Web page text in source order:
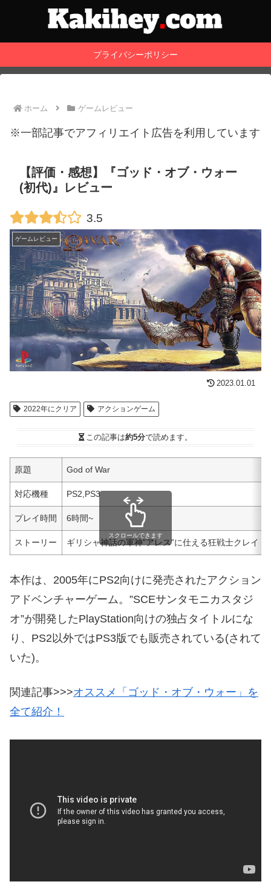
プライバシーポリシー
ホーム ゲームレビュー
※一部記事でアフィリエイト広告を利用しています
【評価・感想】『ゴッド・オブ・ウォー
(初代)』レビュー
3.5
ゲームレビュー
2023.01.01
2022年にクリア アクションゲーム
この記事は約5分で読めます。
原題 God of War
対応機種 PS2,PS3
プレイ時間 6時間~
ストーリー ギリシャ神話の軍神”アレス”に仕える狂戦士クレイ
スクロールできます
本作は、2005年にPS2向けに発売されたアクション
アドベンチャーゲーム。”SCEサンタモニカスタジ
オ”が開発したPlayStation向けの独占タイトルにな
り、PS2以外ではPS3版でも販売されている(されて
いた)。
関連記事>>>オススメ「ゴッド・オブ・ウォー」を
全て紹介！